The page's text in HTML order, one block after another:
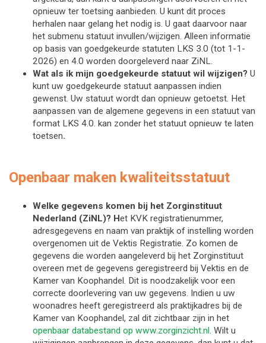
opnieuw ter toetsing aanbieden. U kunt dit proces
herhalen naar gelang het nodig is. U gaat daarvoor naar
het submenu statuut invullen/wijzigen. Alleen informatie
op basis van goedgekeurde statuten LKS 3.0 (tot 1-1-
2026) en 4.0 worden doorgeleverd naar ZiNL.
Wat als ik mijn goedgekeurde statuut wil wijzigen? U
kunt uw goedgekeurde statuut aanpassen indien
gewenst. Uw statuut wordt dan opnieuw getoetst. Het
aanpassen van de algemene gegevens in een statuut van
format LKS 4.0. kan zonder het statuut opnieuw te laten
toetsen.
Openbaar maken kwaliteitsstatuut
Welke gegevens komen bij het Zorginstituut
Nederland (ZiNL)? Het KVK registratienummer,
adresgegevens en naam van praktijk of instelling worden
overgenomen uit de Vektis Registratie. Zo komen de
gegevens die worden aangeleverd bij het Zorginstituut
overeen met de gegevens geregistreerd bij Vektis en de
Kamer van Koophandel. Dit is noodzakelijk voor een
correcte doorlevering van uw gegevens. Indien u uw
woonadres heeft geregistreerd als praktijkadres bij de
Kamer van Koophandel, zal dit zichtbaar zijn in het
openbaar databestand op www.zorginzicht.nl. Wilt u